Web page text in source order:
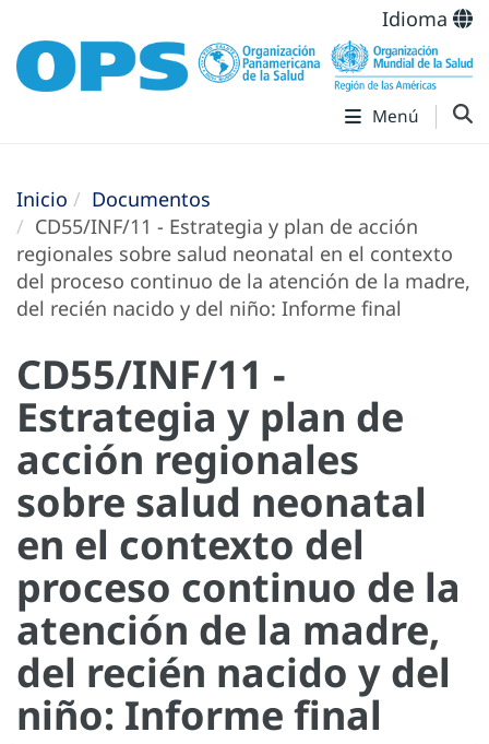
Idioma
Menú
Inicio
Documentos
CD55/INF/11 - Estrategia y plan de acción
regionales sobre salud neonatal en el contexto
del proceso continuo de la atención de la madre,
del recién nacido y del niño: Informe final
CD55/INF/11 -
Estrategia y plan de
acción regionales
sobre salud neonatal
en el contexto del
proceso continuo de la
atención de la madre,
del recién nacido y del
niño: Informe final